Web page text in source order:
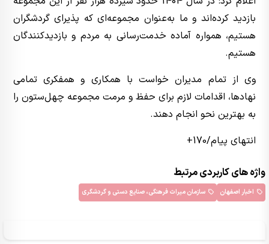
بازدید کرده‌اند و ما به‌عنوان مجموعه‌ای که پذیرای گردشگران
هستیم، همواره آماده خدمت‌رسانی به مردم و بازدیدکنندگان
هستیم.
وی از تمام مدیران خواست با همکاری و همفکری تمامی
نهادها، اقدامات لازم برای حفظ و مرمت مجموعه چهل‌ستون را
به بهترین نحو انجام دهند.
انتهای پیام/170+
واژه های کاربردی مرتبط
اخبار اصفهان سازمان میراث فرهنگی، صنایع دستی و گردشگری